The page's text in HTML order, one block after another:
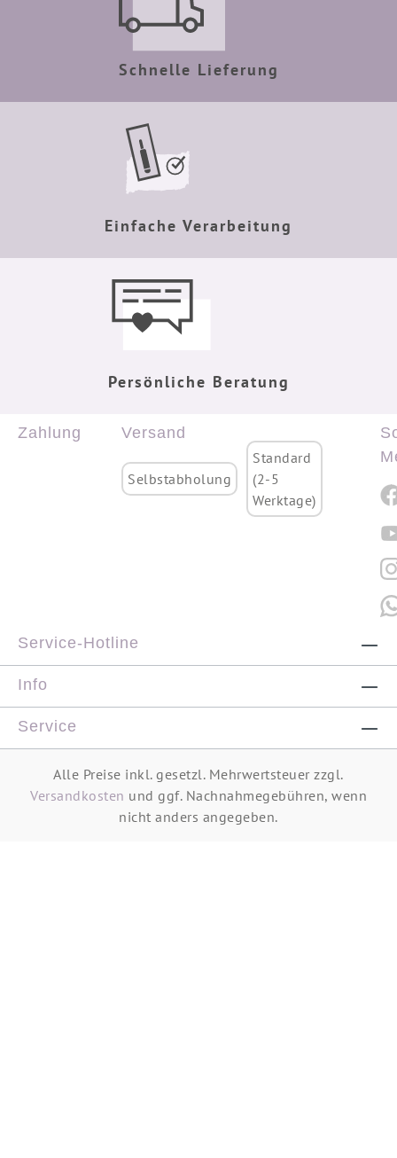
Schnelle Lieferung
Einfache Verarbeitung
Persönliche Beratung
Zahlung Versand
Selbstabholung
Standard
(2-5
Werktage)
Service-Hotline
Info
Service
Alle Preise inkl. gesetzl. Mehrwertsteuer zzgl.
Versandkosten und ggf. Nachnahmegebühren, wenn
nicht anders angegeben.